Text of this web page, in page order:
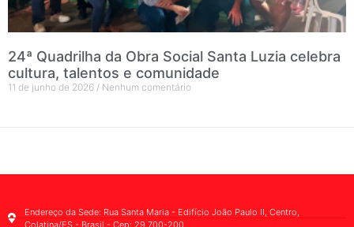
24ª Quadrilha da Obra Social Santa Luzia celebra
cultura, talentos e comunidade
11 de junho de 2026 Nenhum comentário
Endereço da Sede: Rua Santa Maria - Edifício João Paulo II, Centro,
Colatina/ES - Brasil - Cep: 29.700-200